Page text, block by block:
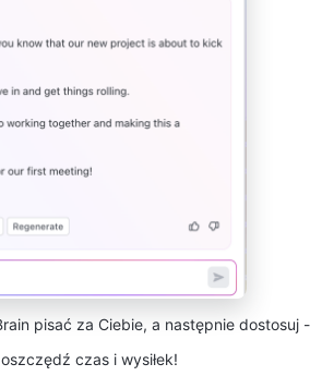
pisać za Ciebie, a następnie dostosuj -
oszczędź czas i wysiłek!